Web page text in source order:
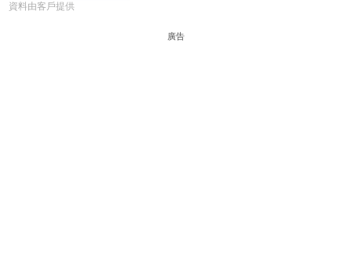
資料由客戶提供
廣告